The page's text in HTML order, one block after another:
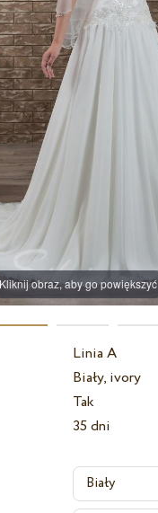
Kliknij obraz, aby go powiększyć
Linia A
Biały, ivory
Tak
35 dni